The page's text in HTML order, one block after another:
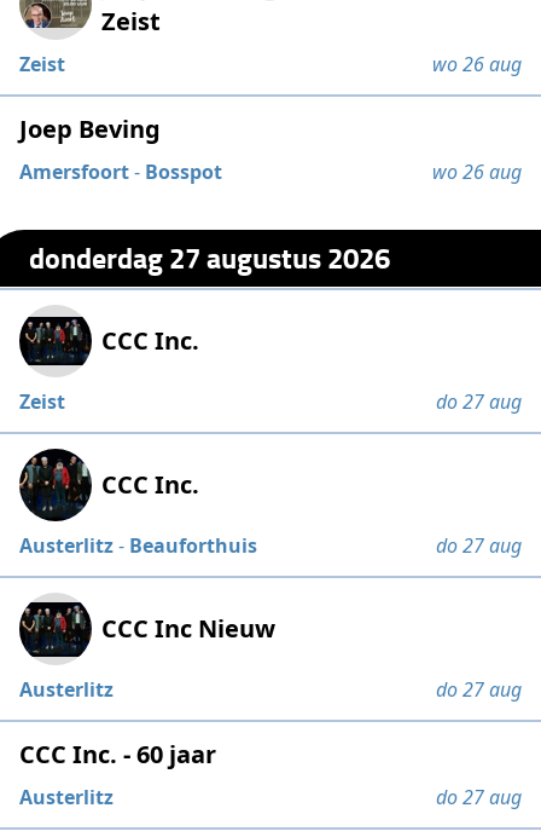
Zeist
Zeist wo 26 aug
Joep Beving
Amersfoort- Bosspot wo 26 aug
donderdag 27 augustus 2026
CCC Inc.
Zeist do 27 aug
CCC Inc.
Austerlitz- Beauforthuis do 27 aug
CCC Inc Nieuw
Austerlitz do 27 aug
CCC Inc. - 60 jaar
Austerlitz do 27 aug